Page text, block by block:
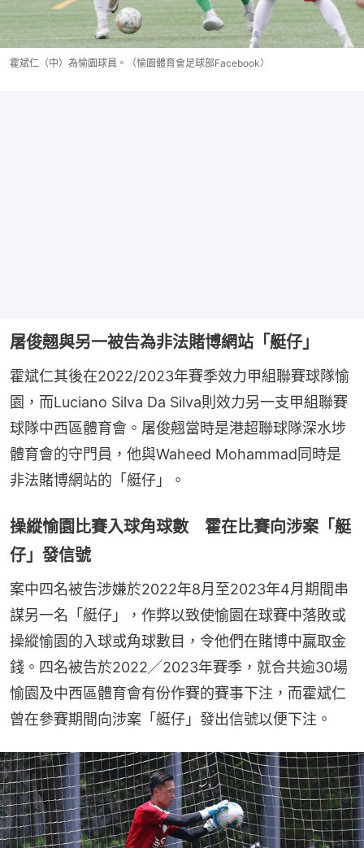
霍斌仁（中）為愉園球員。（愉園體育會足球部Facebook）
屠俊翹與另一被告為非法賭博網站「艇仔」
霍斌仁其後在2022/2023年賽季效力甲組聯賽球隊愉
園，而Luciano Silva Da Silva則效力另一支甲組聯賽
球隊中西區體育會。屠俊翹當時是港超聯球隊深水埗
體育會的守門員，他與Waheed Mohammad同時是
非法賭博網站的「艇仔」。
操縱愉園比賽入球角球數 霍在比賽向涉案「艇
仔」發信號
案中四名被告涉嫌於2022年8月至2023年4月期間串
謀另一名「艇仔」，作弊以致使愉園在球賽中落敗或
操縱愉園的入球或角球數目，令他們在賭博中贏取金
錢。四名被告於2022╱2023年賽季，就合共逾30場
愉園及中西區體育會有份作賽的賽事下注，而霍斌仁
曾在參賽期間向涉案「艇仔」發出信號以便下注。